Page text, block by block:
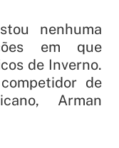
nenhuma
em que
de Inverno.
de
Arman